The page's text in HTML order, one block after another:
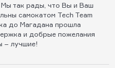
Мы так рады, что Вы и Ваш
самокатом Tech Team
до Магадана прошла
и добрые пожелания
– лучшие!